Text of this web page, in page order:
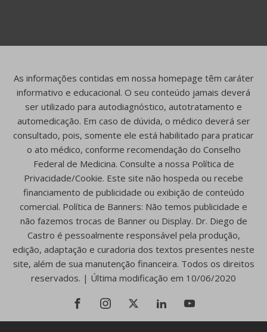
As informações contidas em nossa homepage têm caráter
informativo e educacional. O seu conteúdo jamais deverá
ser utilizado para autodiagnóstico, autotratamento e
automedicação. Em caso de dúvida, o médico deverá ser
consultado, pois, somente ele está habilitado para praticar
o ato médico, conforme recomendação do Conselho
Federal de Medicina. Consulte a nossa Política de
Privacidade/Cookie. Este site não hospeda ou recebe
financiamento de publicidade ou exibição de conteúdo
comercial. Política de Banners: Não temos publicidade e
não fazemos trocas de Banner ou Display. Dr. Diego de
Castro é pessoalmente responsável pela produção,
edição, adaptação e curadoria dos textos presentes neste
site, além de sua manutenção financeira. Todos os direitos
reservados. | Última modificação em 10/06/2020